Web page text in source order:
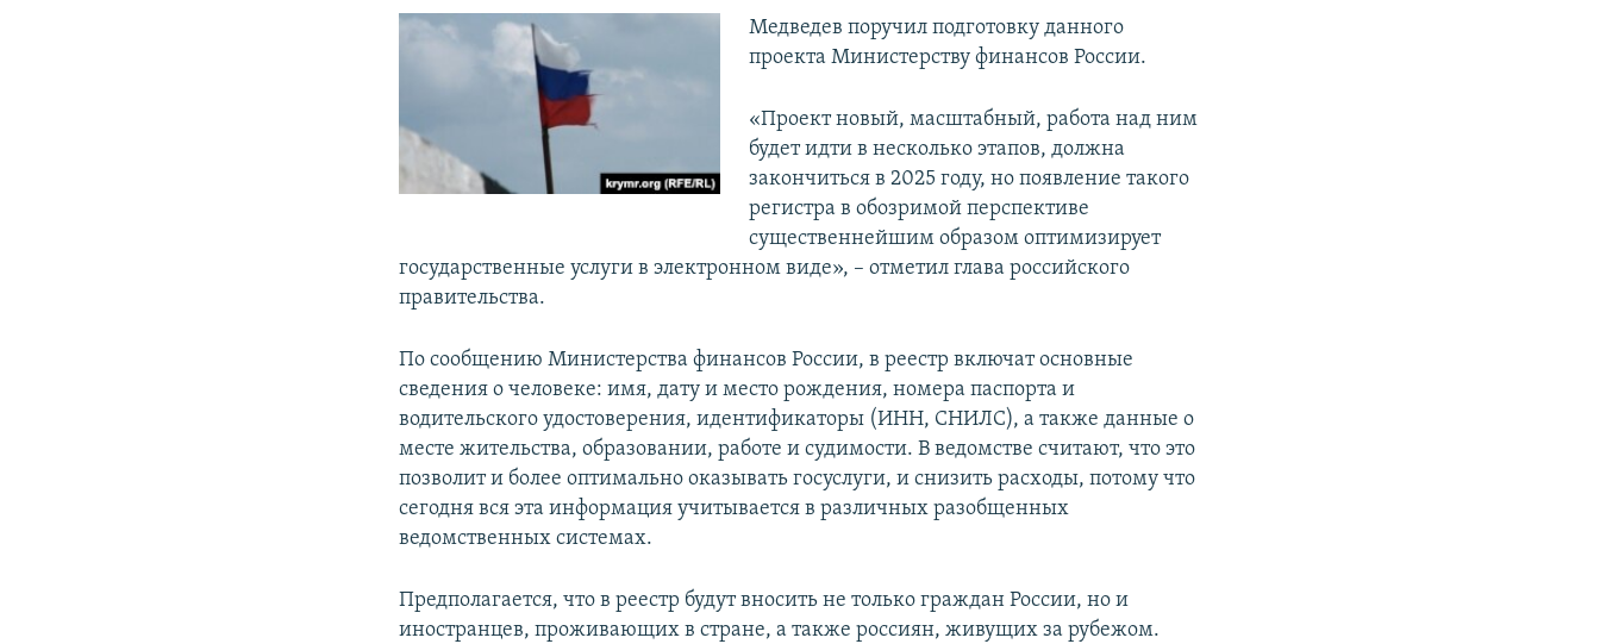
Медведев поручил подготовку данного
проекта Министерству финансов России.
«Проект новый, масштабный, работа над ним
будет идти в несколько этапов, должна
закончиться в 2025 году, но появление такого
регистра в обозримой перспективе
существеннейшим образом оптимизирует
государственные услуги в электронном виде», – отметил глава российского
правительства.
По сообщению Министерства финансов России, в реестр включат основные
сведения о человеке: имя, дату и место рождения, номера паспорта и
водительского удостоверения, идентификаторы (ИНН, СНИЛС), а также данные о
месте жительства, образовании, работе и судимости. В ведомстве считают, что это
позволит и более оптимально оказывать госуслуги, и снизить расходы, потому что
сегодня вся эта информация учитывается в различных разобщенных
ведомственных системах.
Предполагается, что в реестр будут вносить не только граждан России, но и
иностранцев, проживающих в стране, а также россиян, живущих за рубежом.